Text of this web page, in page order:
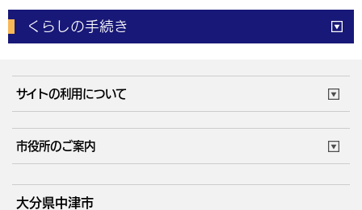
電子申請 窓口の混雑状況
体育施設予約状況 ご意見・ご要望
くらしの手続き
成人・仕事
住まい・引越 ごみ・環境
健康・医療 障がい・福祉
高齢・介護
サイトの利用について
サイトマップ
市役所のご案内
庁舎地図 組織案内
大分県中津市